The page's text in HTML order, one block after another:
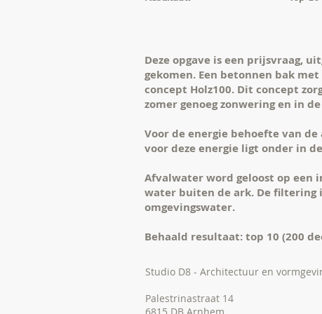
Deze opgave is een prijsvraag,
gekomen. Een betonnen bak
concept Holz100. Dit concept
zomer genoeg zonwering en in
Voor de energie behoefte van
voor deze energie ligt onder in
Afvalwater word geloost op een
water buiten de ark. De filtering
omgevingswater.
Behaald resultaat: top 10 (200
Studio D8 - Architectuur en
Palestrinastraat 14